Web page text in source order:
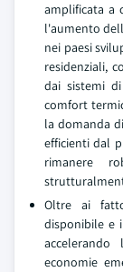
amplificata a
l'aumento
nei paesi
residenziali,
dai sistemi
comfort
la domanda
efficienti dal
rimanere
Oltre ai
disponibile e
economie